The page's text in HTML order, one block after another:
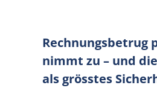
Rechnungsbetrug
nimmt zu – und
als grösstes